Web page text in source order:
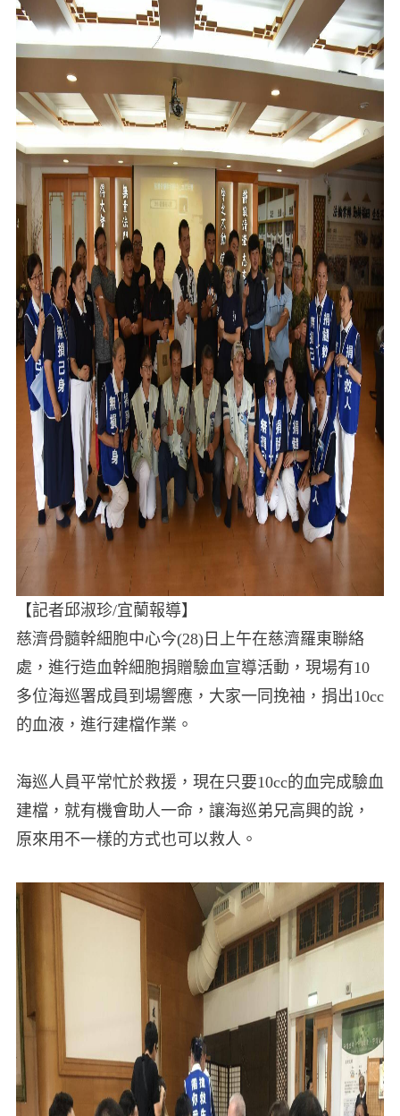
【記者邱淑珍/宜蘭報導】
慈濟骨髓幹細胞中心今(28)日上午在慈濟羅東聯絡
處，進行造血幹細胞捐贈驗血宣導活動，現場有10
多位海巡署成員到場響應，大家一同挽袖，捐出10cc
的血液，進行建檔作業。
海巡人員平常忙於救援，現在只要10cc的血完成驗血
建檔，就有機會助人一命，讓海巡弟兄高興的說，
原來用不一樣的方式也可以救人。